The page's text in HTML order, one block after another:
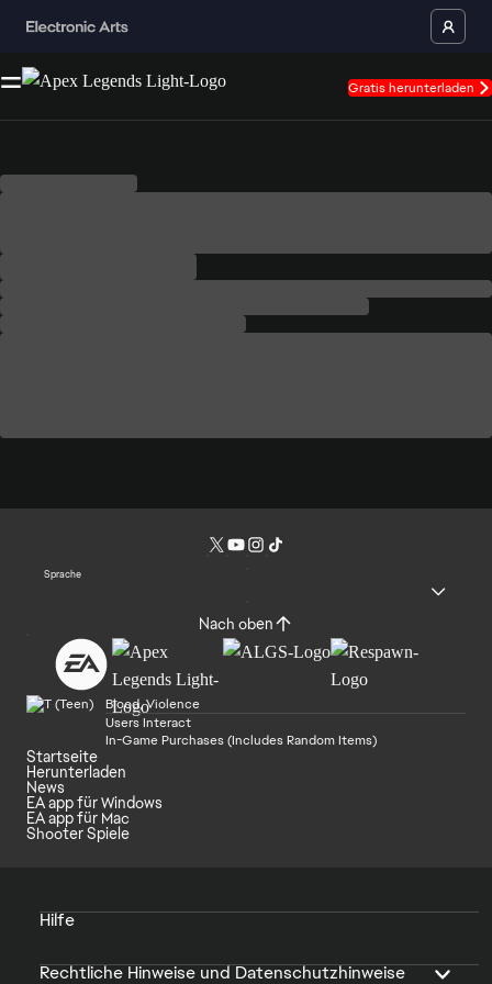
Gratis herunterladen
Sprache
Nach oben
Blood, Violence
Users Interact
In-Game Purchases (Includes Random Items)
Startseite
Herunterladen
News
EA app für Windows
EA app für Mac
Shooter Spiele
Hilfe
Rechtliche Hinweise und Datenschutzhinweise